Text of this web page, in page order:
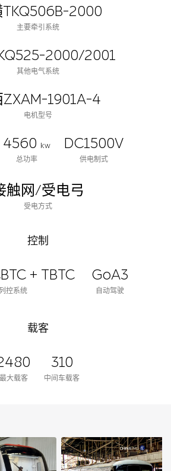
2000
主要牵引系统
2000/2001
其他电气系统
ZXAM-1901A-4
电机型号
4560
kw
总功率
DC1500V
供电制式
触网/受电弓
受电方式
控制
+ TBTC
列控系统
GoA3
自动驾驶
载客
最大载客
310
中间车载客